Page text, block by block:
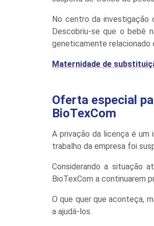
No centro da investigação
Descobriu-se que o bebê
geneticamente relacionado
Maternidade de
Oferta especial
BioTexCom
A privação da licença é um
trabalho da empresa foi
Considerando a situação
BioTexCom a continuarem
O que quer que aconteça,
a ajudá-los.